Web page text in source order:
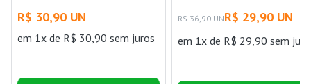
R$ 30,90 UN
em 1x de R$ 30,90 sem juros
R$ 36,90 UNR$ 29,90 UN
em 1x de R$ 29,90 sem